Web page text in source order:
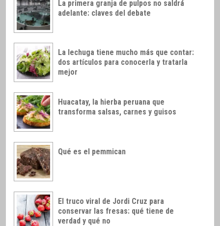
La primera granja de pulpos no saldrá
adelante: claves del debate
La lechuga tiene mucho más que contar:
dos artículos para conocerla y tratarla
mejor
Huacatay, la hierba peruana que
transforma salsas, carnes y guisos
Qué es el pemmican
El truco viral de Jordi Cruz para
conservar las fresas: qué tiene de
verdad y qué no